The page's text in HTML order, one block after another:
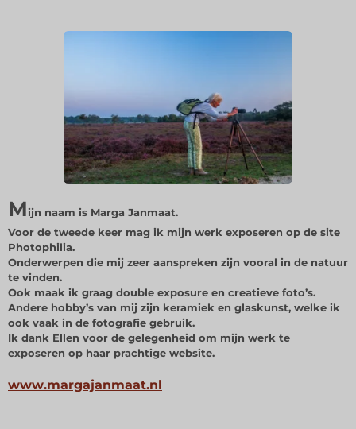
Mijn naam is Marga Janmaat.
Voor de tweede keer mag ik mijn werk exposeren op de site
Photophilia.
Onderwerpen die mij zeer aanspreken zijn vooral in de natuur
te vinden.
Ook maak ik graag double exposure en creatieve foto’s.
Andere hobby’s van mij zijn keramiek en glaskunst, welke ik
ook vaak in de fotografie gebruik.
Ik dank Ellen voor de gelegenheid om mijn werk te
exposeren op haar prachtige website.
www.margajanmaat.nl